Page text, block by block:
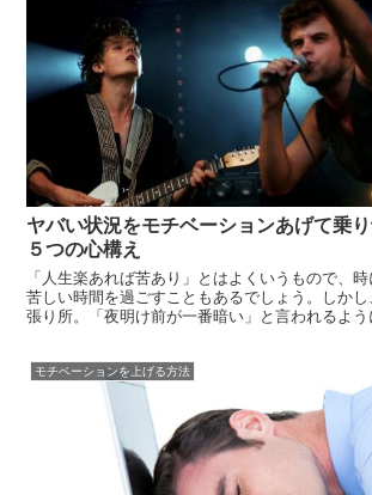
ヤバい状況をモチベーションあげて乗
５つの心構え
「人生楽あれば苦あり」とはよくいうもので、時
苦しい時間を過ごすこともあるでしょう。しか
張り所。「夜明け前が一番暗い」と言われるよ
る心構え１...
モチベーションを上げる方法